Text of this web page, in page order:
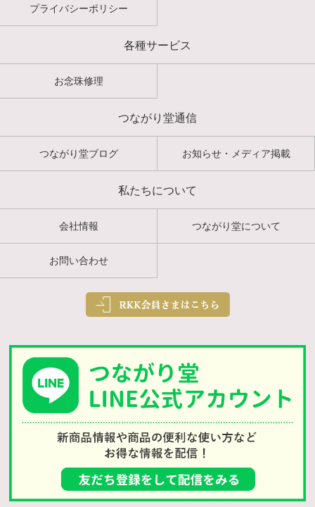
プライバシーポリシー
各種サービス
お念珠修理
つながり堂通信
つながり堂ブログ お知らせ・メディア掲載
私たちについて
会社情報 つながり堂について
お問い合わせ